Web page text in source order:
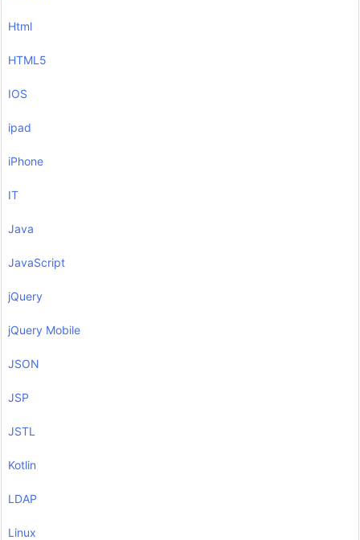
Html
HTML5
IOS
ipad
iPhone
IT
Java
JavaScript
jQuery
jQuery Mobile
JSON
JSP
JSTL
Kotlin
LDAP
Linux